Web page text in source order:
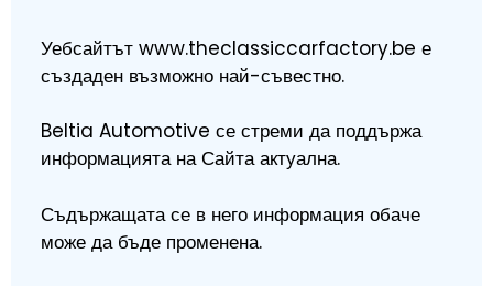
Уебсайтът www.theclassiccarfactory.be е
създаден възможно най-съвестно.
Beltia Automotive се стреми да поддържа
информацията на Сайта актуална.
Съдържащата се в него информация обаче
може да бъде променена.